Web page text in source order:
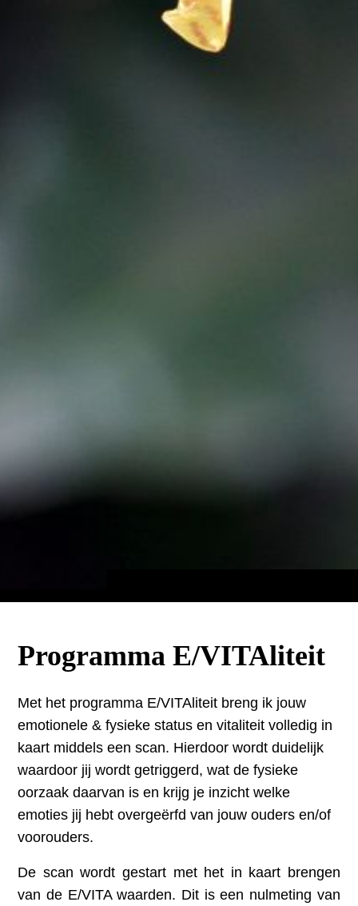
Programma E/VITAliteit
Met het programma E/VITAliteit breng ik jouw
emotionele & fysieke status en vitaliteit volledig in
kaart middels een scan. Hierdoor wordt duidelijk
waardoor jij wordt getriggerd, wat de fysieke
oorzaak daarvan is en krijg je inzicht welke
emoties jij hebt overgeërfd van jouw ouders en/of
voorouders.
De scan wordt gestart met het in kaart brengen
van de E/VITA waarden. Dit is een nulmeting van